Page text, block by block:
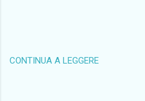
CONTINUA A LEGGERE